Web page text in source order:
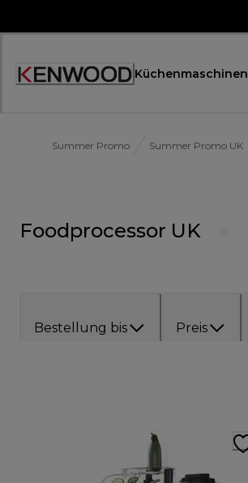
Accessibility
Küchenmaschinen
Summer Promo Summer Promo UK
Foodprocessor UK
Bestellung bis Preis